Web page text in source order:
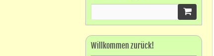
Willkommen zurück!